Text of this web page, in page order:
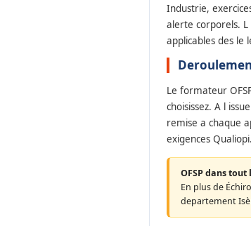
Industrie,
alerte corporels.
applicables des le
Le formateur
choisissez. A l
remise a chaque
exigences Qualiopi.
OFSP dans
En plus de
departement